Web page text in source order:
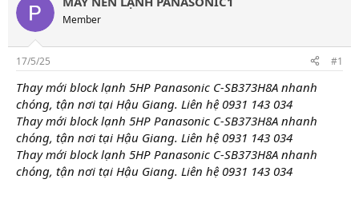
a
s
t
a
r
t
e
r
Member
17/5/25 #1
Thay mới block lạnh 5HP Panasonic C-SB373H8A nhanh
chóng, tận nơi tại Hậu Giang. Liên hệ 0931 143 034
Thay mới block lạnh 5HP Panasonic C-SB373H8A nhanh
chóng, tận nơi tại Hậu Giang. Liên hệ 0931 143 034
Thay mới block lạnh 5HP Panasonic C-SB373H8A nhanh
chóng, tận nơi tại Hậu Giang. Liên hệ 0931 143 034